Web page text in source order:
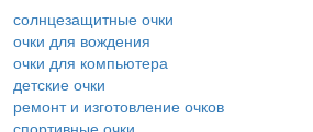
солнцезащитные очки
очки для вождения
очки для компьютера
детские очки
ремонт и изготовление очков